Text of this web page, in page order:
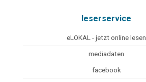
leserservice
eLOKAL - jetzt online lesen
mediadaten
facebook